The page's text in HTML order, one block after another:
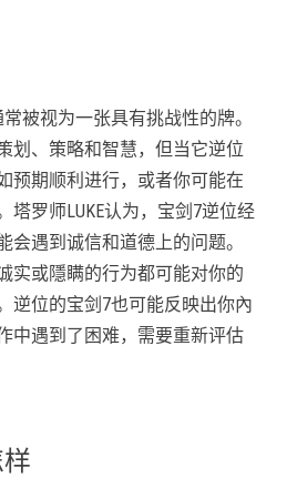
被视为一张具有挑战性的牌。
划、策略和智慧，但当它逆位
预期顺利进行，或者你可能在
塔罗师LUKE认为，宝剑7逆位经
会遇到诚信和道德上的问题。
实或隱瞒的行为都可能对你的
逆位的宝剑7也可能反映出你內
中遇到了困难，需要重新评估